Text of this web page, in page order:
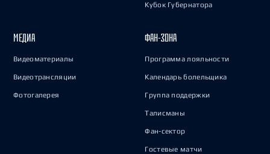
Кубок Губернатора
МЕДИА
Видеоматериалы
Видеотрансляции
Фотогалерея
ФАН-ЗОНА
Программа лояльности
Календарь болельщика
Группа поддержки
Талисманы
Фан-сектор
Гостевые матчи